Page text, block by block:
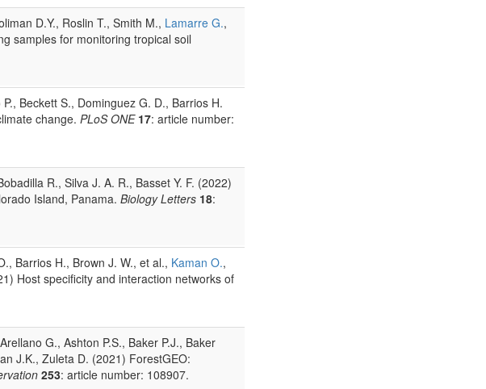
D.Y., Roslin T., Smith M., Lamarre G.,
samples for monitoring tropical soil
Beckett S., Dominguez G. D., Barrios H.
change. PLoS ONE 17: article number:
R., Silva J. A. R., Basset Y. F. (2022)
Island, Panama. Biology Letters 18:
Barrios H., Brown J. W., et al., Kaman O.,
Host specificity and interaction networks of
G., Ashton P.S., Baker P.J., Baker
J.K., Zuleta D. (2021) ForestGEO:
253: article number: 108907.